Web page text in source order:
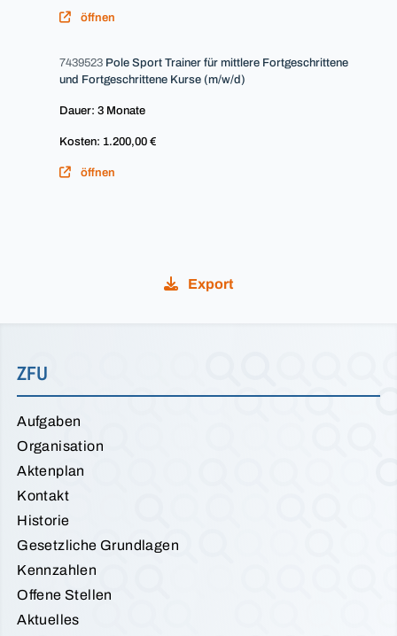
öffnen
7439523 Pole Sport Trainer für mittlere Fortgeschrittene
und Fortgeschrittene Kurse (m/w/d)
Dauer: 3 Monate
Kosten: 1.200,00 €
öffnen
Export
ZFU
Aufgaben
Organisation
Aktenplan
Kontakt
Historie
Gesetzliche Grundlagen
Kennzahlen
Offene Stellen
Aktuelles